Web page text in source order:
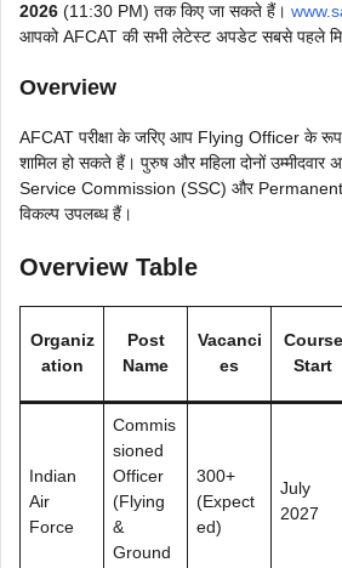
2026 (11:30 PM) तक किए जा सकते हैं।
आपको AFCAT की सभी लेटेस्ट अपडेट सबसे पहले
Overview
AFCAT परीक्षा के जरिए आप Flying Officer के
शामिल हो सकते हैं। पुरुष और महिला दोनों
Service Commission (SSC) और Permanent
विकल्प उपलब्ध हैं।
Overview Table
Organiz
ation
Post
Name
Vacanci
es
Course
Start
Indian
Air
Force
Commis
sioned
Officer
(Flying
&
Ground
300+
(Expect
ed)
July
2027